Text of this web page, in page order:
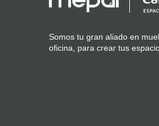
Somos tu gran aliado en
oficina, para crear tus